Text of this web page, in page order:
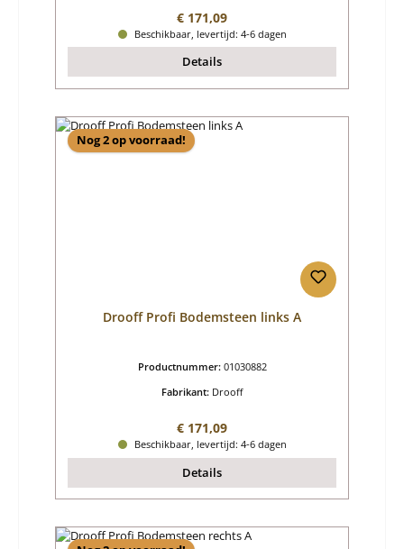
Normale prijs:
€ 171,09
Beschikbaar, levertijd: 4-6 dagen
Details
Nog 2 op voorraad!
Drooff Profi Bodemsteen links A
Productnummer: 01030882
Fabrikant: Drooff
Normale prijs:
€ 171,09
Beschikbaar, levertijd: 4-6 dagen
Details